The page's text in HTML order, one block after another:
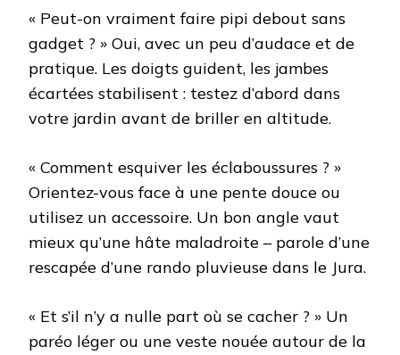
« Peut-on vraiment faire pipi debout sans
gadget ? » Oui, avec un peu d’audace et de
pratique. Les doigts guident, les jambes
écartées stabilisent : testez d’abord dans
votre jardin avant de briller en altitude.
« Comment esquiver les éclaboussures ? »
Orientez-vous face à une pente douce ou
utilisez un accessoire. Un bon angle vaut
mieux qu’une hâte maladroite – parole d’une
rescapée d’une rando pluvieuse dans le Jura.
« Et s’il n’y a nulle part où se cacher ? » Un
paréo léger ou une veste nouée autour de la